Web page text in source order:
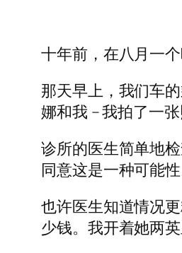
十年前，在八月一
那天早上，我们车
娜和我 – 我拍了一
诊所的医生简单地
同意这是一种可能性
也许医生知道情况
少钱。我开着她两